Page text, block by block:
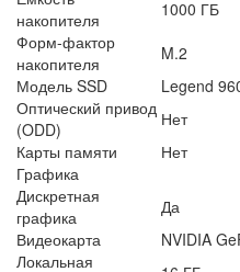
накопителя
1000 ГБ
Форм-фактор
накопителя
M.2
Модель SSD
Legend
Оптический привод
(ODD)
Нет
Карты памяти
Нет
Графика
Дискретная
графика
Да
Видеокарта
NVIDIA
Локальная